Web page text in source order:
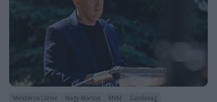
Mészáros Lőrinc Nagy Márton MVM
Gazdaság